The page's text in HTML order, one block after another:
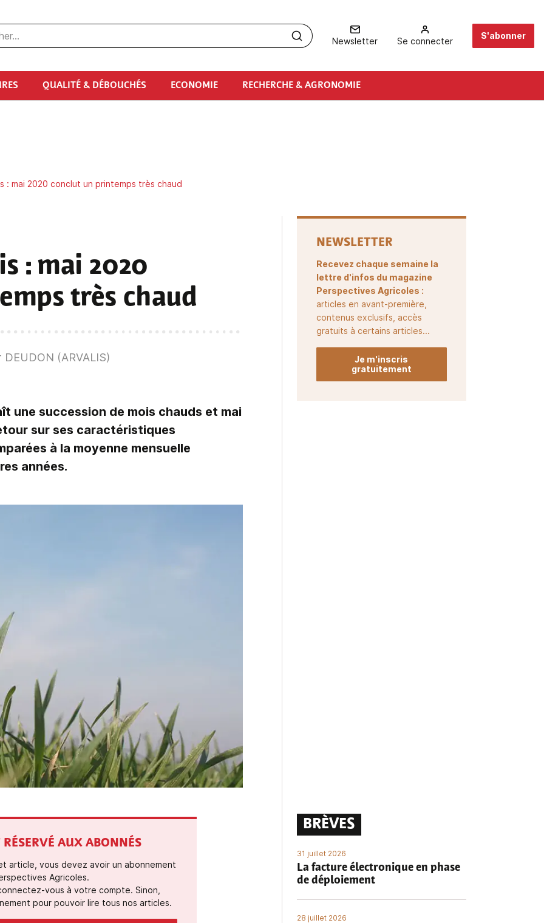
Newsletter Se connecter
S'abonner
QUALITÉ & DÉBOUCHÉS ECONOMIE RECHERCHE & AGRONOMIE
: mai 2020 conclut un printemps très chaud
: mai 2020
très chaud
DEUDON (ARVALIS)
une succession de mois chauds et mai
sur ses caractéristiques
à la moyenne mensuelle
années.
RÉSERVÉ AUX ABONNÉS
article, vous devez avoir un abonnement
Agricoles.
vous à votre compte. Sinon,
pour pouvoir lire tous nos articles.
NEWSLETTER
Recevez chaque semaine la
lettre d'infos du magazine
Perspectives Agricoles :
articles en avant-première,
contenus exclusifs, accès
gratuits à certains articles...
Je m'inscris
gratuitement
BRÈVES
31 juillet 2026
La facture électronique en phase
de déploiement
28 juillet 2026